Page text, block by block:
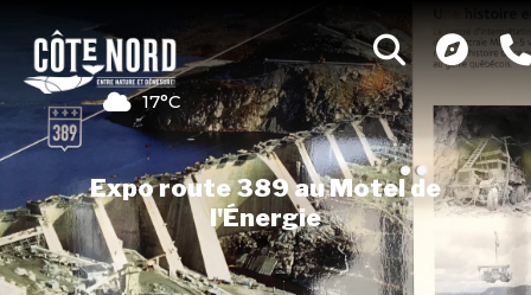
17°C
Expo route 389 au Motel de
l'Énergie